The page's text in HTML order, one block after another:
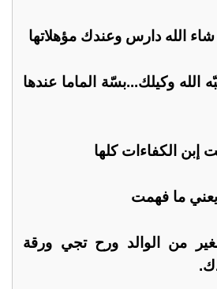
الله دارس وعندك مؤهلاتها
الله وكيلك...بسّة الماما عندها
إبن الكفاءات كلها
ما فهمت
من الوالد ورح تجي ورقة